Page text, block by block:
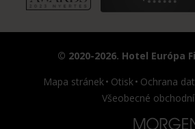
© 2020-2026. Hotel Európa
Mapa stránek
Otisk Ochrana dat
Všeobecné